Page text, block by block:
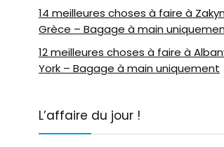
14 meilleures choses à faire à
Grèce – Bagage à main
12 meilleures choses à faire à
York – Bagage à main uniquement
L’affaire du jour !